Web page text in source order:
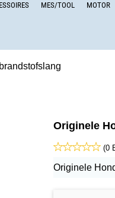
MES/TOOL MOTOR
Originele
(0
Originele